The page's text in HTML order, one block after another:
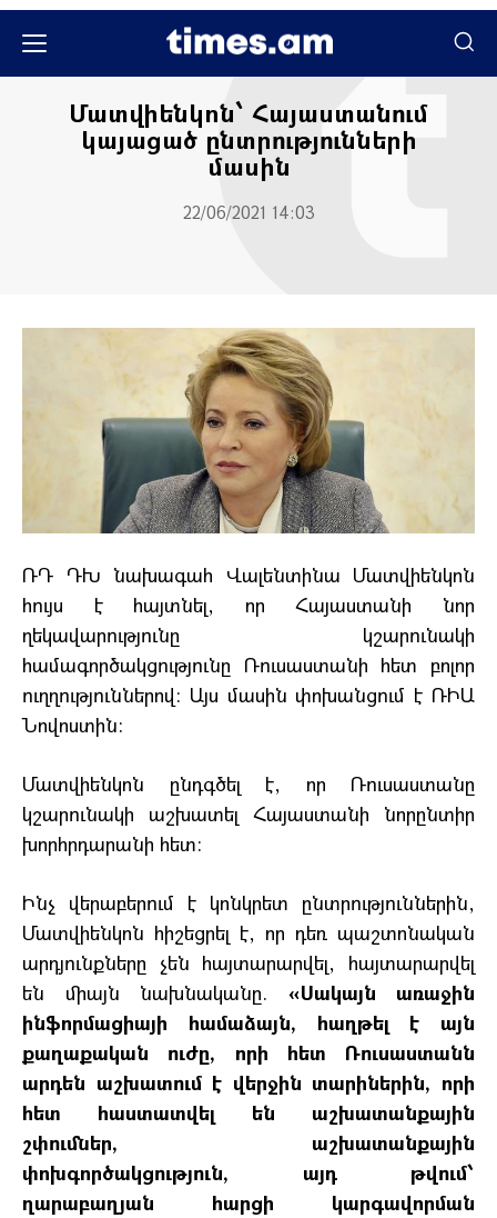
Մատվիենկոն՝ Հայաստանում
կայացած ընտրությունների
մասին
22/06/2021 14:03
ՌԴ ԴԽ նախագահ Վալենտինա Մատվիենկոն
հույս է հայտնել, որ Հայաստանի նոր
ղեկավարությունը կշարունակի
համագործակցությունը Ռուսաստանի հետ բոլոր
ուղղություններով: Այս մասին փոխանցում է ՌԻԱ
Նովոստին:
Մատվիենկոն ընդգծել է, որ Ռուսաստանը
կշարունակի աշխատել Հայաստանի նորընտիր
խորհրդարանի հետ:
Ինչ վերաբերում է կոնկրետ ընտրություններին,
Մատվիենկոն հիշեցրել է, որ դեռ պաշտոնական
արդյունքները չեն հայտարարվել, հայտարարվել
են միայն նախնականը. «Սակայն առաջին
ինֆորմացիայի համաձայն, հաղթել է այն
քաղաքական ուժը, որի հետ Ռուսաստանն
արդեն աշխատում է վերջին տարիներին, որի
հետ հաստատվել են աշխատանքային
շփումներ, աշխատանքային
փոխգործակցություն, այդ թվում՝
ղարաբաղյան հարցի կարգավորման